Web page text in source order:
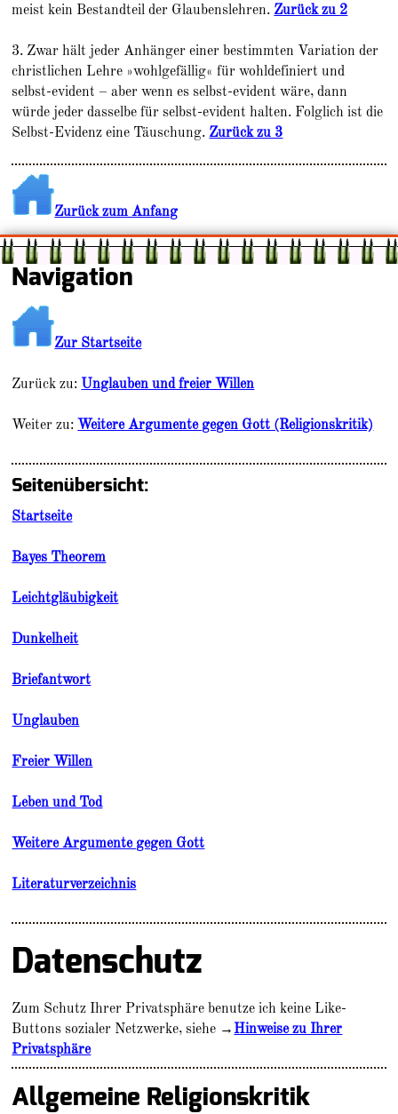
meist kein Bestandteil der Glaubenslehren. Zurück zu 2
3. Zwar hält jeder Anhänger einer bestimmten Variation der
christlichen Lehre »wohlgefällig« für wohldefiniert und
selbst-evident – aber wenn es selbst-evident wäre, dann
würde jeder dasselbe für selbst-evident halten. Folglich ist die
Selbst-Evidenz eine Täuschung. Zurück zu 3
Zurück zum Anfang
Navigation
Zur Startseite
Zurück zu: Unglauben und freier Willen
Weiter zu:Weitere Argumente gegen Gott (Religionskritik)
Seitenübersicht:
Startseite
Bayes Theorem
Leichtgläubigkeit
Dunkelheit
Briefantwort
Unglauben
Freier Willen
Leben und Tod
Weitere Argumente gegen Gott
Literaturverzeichnis
Datenschutz
Zum Schutz Ihrer Privatsphäre benutze ich keine Like-
Buttons sozialer Netzwerke, siehe → Hinweise zu Ihrer
Privatsphäre
Allgemeine Religionskritik